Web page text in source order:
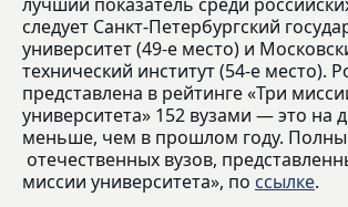
следует Санкт-Петербургский
университет (49-е место) и
технический институт (54-е место).
представлена в рейтинге «Три
университета» 152 вузами — это на
меньше, чем в прошлом году.
отечественных вузов,
миссии университета», по ссылке.